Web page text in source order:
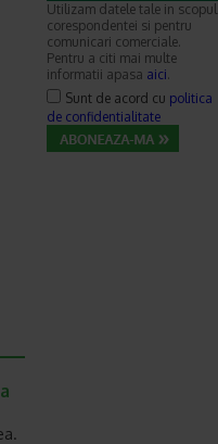
Utilizam datele tale in scopul
corespondentei si pentru
comunicari comerciale.
Pentru a citi mai multe
informatii apasa aici.
Sunt de acord cu politica
de confidentialitate